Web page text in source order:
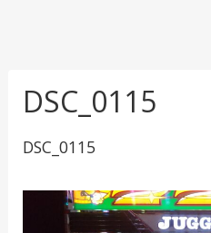
DSC_0115
DSC_0115